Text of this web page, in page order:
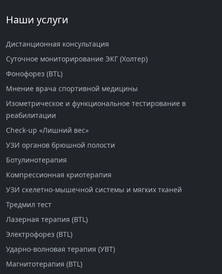
Наши услуги
Дистанционная консультация
Суточное мониторирование ЭКГ (Холтер)
Фонофорез (BTL)
Мнение врача спортивной медицины
Изометрическое и функциональное тестирование в
реабилитации
Check-up «Лишний вес»
УЗИ органов брюшной полости
Ботулинотерапия
Компрессионная криотерапия
УЗИ скелетно-мышечной системы и мягких тканей
Тредмил тест
Лазерная терапия (BTL)
Электрофорез (BTL)
Ударно-волновая терапия (УВТ)
Магнитотерапия (BTL)